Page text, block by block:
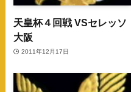
天皇杯４回戦 VSセレッソ
大阪
2011年12月17日